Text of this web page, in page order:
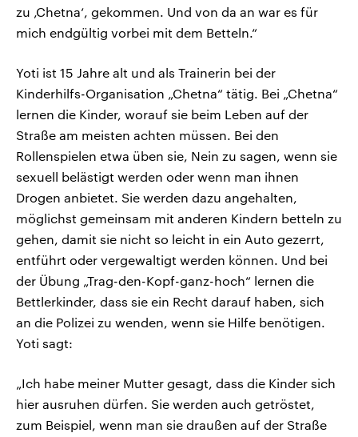
zu ‚Chetna‘, gekommen. Und von da an war es für
mich endgültig vorbei mit dem Betteln.“
Yoti ist 15 Jahre alt und als Trainerin bei der
Kinderhilfs-Organisation „Chetna“ tätig. Bei „Chetna“
lernen die Kinder, worauf sie beim Leben auf der
Straße am meisten achten müssen. Bei den
Rollenspielen etwa üben sie, Nein zu sagen, wenn sie
sexuell belästigt werden oder wenn man ihnen
Drogen anbietet. Sie werden dazu angehalten,
möglichst gemeinsam mit anderen Kindern betteln zu
gehen, damit sie nicht so leicht in ein Auto gezerrt,
entführt oder vergewaltigt werden können. Und bei
der Übung „Trag-den-Kopf-ganz-hoch“ lernen die
Bettlerkinder, dass sie ein Recht darauf haben, sich
an die Polizei zu wenden, wenn sie Hilfe benötigen.
Yoti sagt:
„Ich habe meiner Mutter gesagt, dass die Kinder sich
hier ausruhen dürfen. Sie werden auch getröstet,
zum Beispiel, wenn man sie draußen auf der Straße